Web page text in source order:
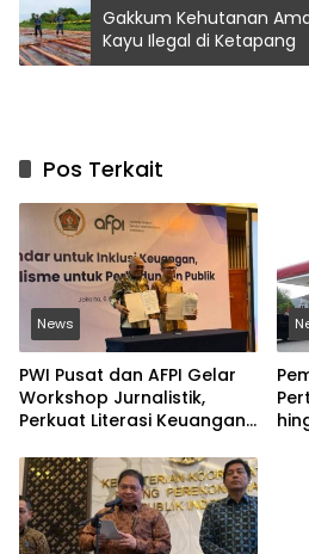
Gakkum Kehutanan
Kayu Ilegal di Ketapang
Pos Terkait
News
PWI Pusat dan AFPI Gelar
Workshop Jurnalistik,
Perkuat Literasi Keuangan
Ilegal